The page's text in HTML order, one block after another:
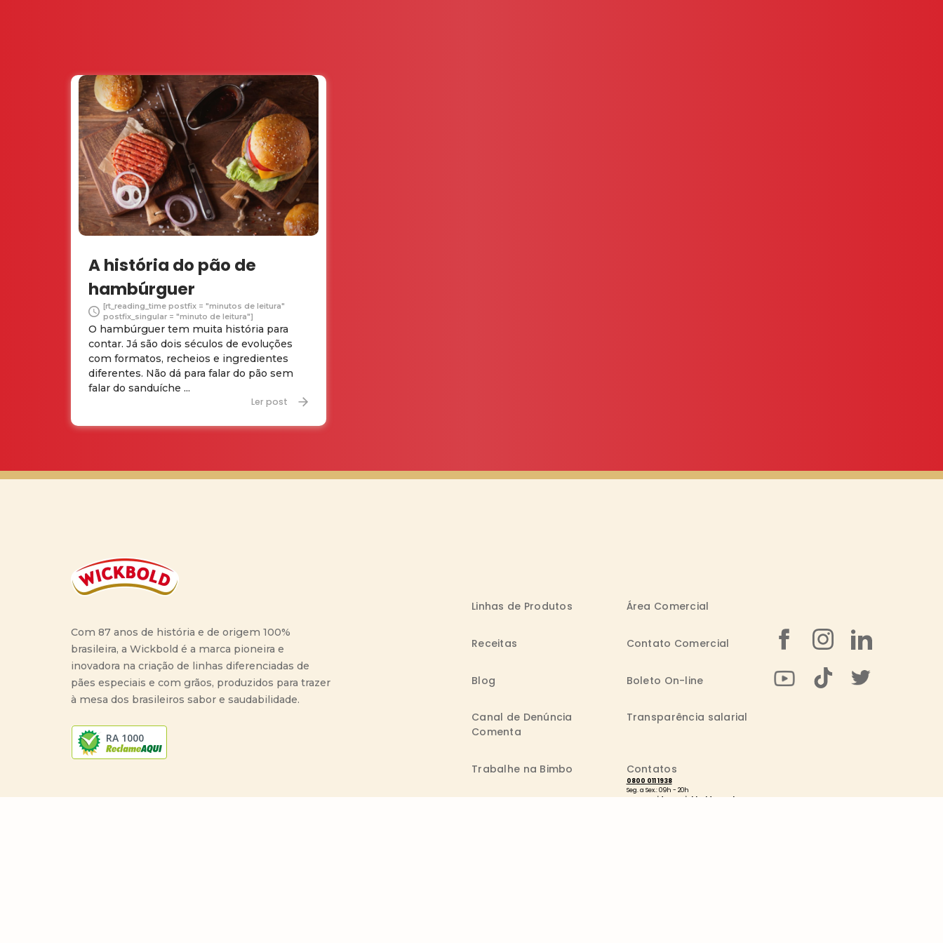
A história do pão de
hambúrguer
[rt_reading_time postfix = "minutos de leitura"
postfix_singular = "minuto de leitura"]
O hambúrguer tem muita história para
contar. Já são dois séculos de evoluções
com formatos, recheios e ingredientes
diferentes. Não dá para falar do pão sem
falar do sanduíche ...
Ler post
Com 87 anos de história e de origem 100%
brasileira, a Wickbold é a marca pioneira e
inovadora na criação de linhas diferenciadas de
pães especiais e com grãos, produzidos para trazer
à mesa dos brasileiros sabor e saudabilidade.
RA 1000
Linhas de Produtos Área Comercial
Receitas Contato Comercial
Blog Boleto On-line
Canal de Denúncia
Comenta
Transparência salarial
Trabalhe na Bimbo Contatos
0800 011 1938
Seg. a Sex.: 09h - 20h
consumidor@wickbold.com.br